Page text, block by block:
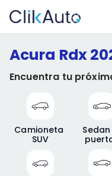
Acura Rdx
Encuentra tu
Camioneta
SUV